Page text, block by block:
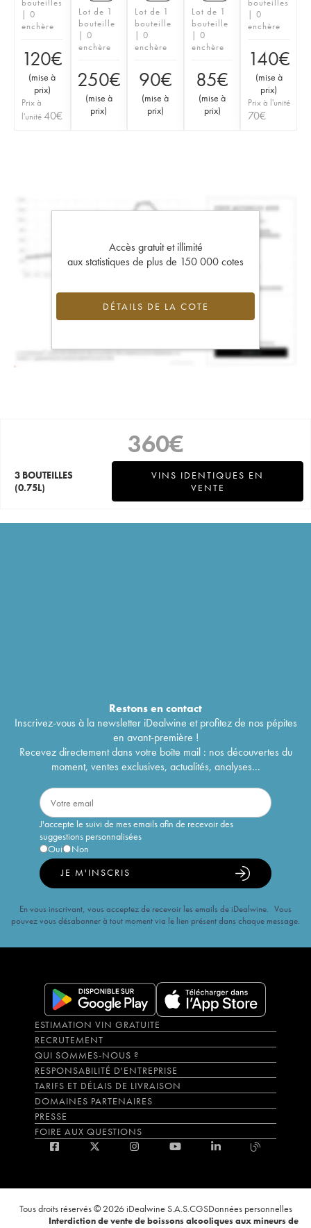
| 0
enchère
120€
(mise à
prix)
Prix à
l'unité40€
Lot de 1
bouteille
| 0
enchère
250€
(mise à
prix)
Lot de 1
bouteille
| 0
enchère
90€
(mise à
prix)
Lot de 1
bouteille
| 0
enchère
85€
(mise à
prix)
| 0
enchère
140€
(mise à
prix)
Prix à l'unité
70€
Accès gratuit et illimité
aux statistiques de plus de 150 000 cotes
DÉTAILS DE LA COTE
360€
3 BOUTEILLES
(0.75L)
VINS IDENTIQUES EN
VENTE
Restons encontact
Inscrivez-vous à la newsletter iDealwine et profitez de nos pépites
en avant-première !
Recevez directement dans votre boîte mail : nos découvertes du
moment, ventes exclusives, actualités, analyses...
J'accepte le suivi de mes emails afin de recevoir des
suggestions personnalisées
Oui
Non
JE M'INSCRIS
En vous inscrivant, vous acceptez de recevoir les emails de iDealwine. Vous
pouvez vous désabonner à tout moment via le lien présent dans chaque message.
ESTIMATION VIN GRATUITE
RECRUTEMENT
QUI SOMMES-NOUS ?
RESPONSABILITÉ D'ENTREPRISE
TARIFS ET DÉLAIS DE LIVRAISON
DOMAINES PARTENAIRES
PRESSE
FOIRE AUX QUESTIONS
Tous droits réservés © 2026 iDealwine S.A.S.CGSDonnées personnelles
Interdiction de vente de boissons alcooliques aux mineurs de